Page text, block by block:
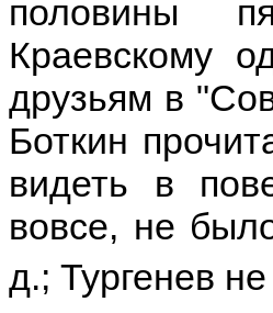
половины
Краевскому
друзьям в
Боткин
видеть в
вовсе, не
д.; Тургенев